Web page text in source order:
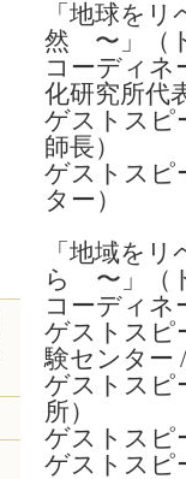
「地球を
然 〜」（
コーディ
化研究所代
ゲストスピ
師長）
ゲストス
ター）
「地域を
ら 〜」（
コーディ
ゲストス
験センター
ゲストス
所）
ゲストス
ゲストス